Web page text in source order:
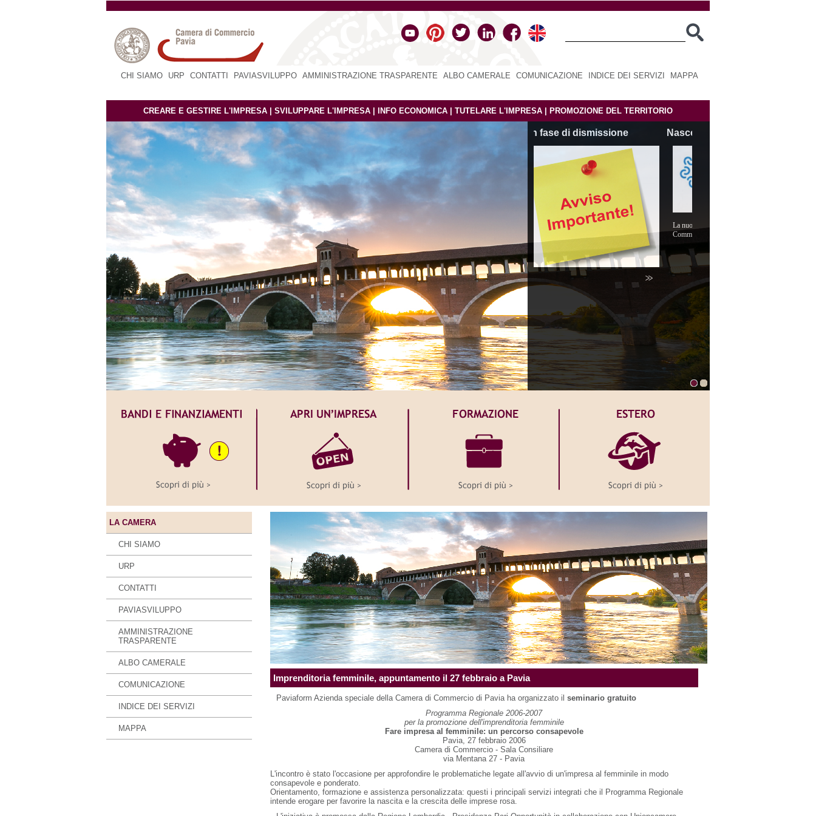
CHI SIAMO URP CONTATTI PAVIASVILUPPO AMMINISTRAZIONE TRASPARENTE ALBO CAMERALE COMUNICAZIONE INDICE DEI SERVIZI MAPPA
CREARE E GESTIRE L'IMPRESA SVILUPPARE L'IMPRESA INFO ECONOMICA TUTELARE L'IMPRESA PROMOZIONE DEL TERRITORIO
Sito in fase di dismissione Nasce CMP SviluppoImpresa
La nuova azienda speciale della Camera di
Commercio di Cremona-Mantova-Pavia
LA CAMERA
CHI SIAMO
URP
CONTATTI
PAVIASVILUPPO
AMMINISTRAZIONE
TRASPARENTE
ALBO CAMERALE
COMUNICAZIONE
INDICE DEI SERVIZI
MAPPA
Imprenditoria femminile, appuntamento il 27 febbraio a Pavia
Paviaform Azienda speciale della Camera di Commercio di Pavia ha organizzato il seminario gratuito
Programma Regionale 2006-2007
per la promozione dell'imprenditoria femminile
Fare impresa al femminile: un percorso consapevole
Pavia, 27 febbraio 2006
Camera di Commercio - Sala Consiliare
via Mentana 27 - Pavia
L'incontro è stato l'occasione per approfondire le problematiche legate all'avvio di un'impresa al femminile in modo
consapevole e ponderato.
Orientamento, formazione e assistenza personalizzata: questi i principali servizi integrati che il Programma Regionale
intende erogare per favorire la nascita e la crescita delle imprese rosa.